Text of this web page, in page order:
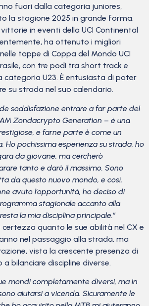
fuori dalla categoria juniores,
la stagione 2025 in grande forma,
in eventi della UCI Continental
ha ottenuto i migliori
tappe di Coppa del Mondo UCI
con tre podi tra short track e
categoria U23. È entusiasta di poter
su strada nel suo calendario.
soddisfazione entrare a far parte del
Zondacrypto Generation – è una
e farne parte è come un
Ho pochissima esperienza su strada, ho
da giovane, ma cercherò
tanto e darò il massimo. Sono
da questo nuovo mondo, e così,
avuto l’opportunità, ho deciso di
stagionale accanto alla
la mia disciplina principale.”
certezza quanto le sue abilità nel CX e
nel passaggio alla strada, ma
vista la crescente presenza di
bilanciare discipline diverse.
mondi completamente diversi, ma in
aiutarsi a vicenda. Sicuramente le